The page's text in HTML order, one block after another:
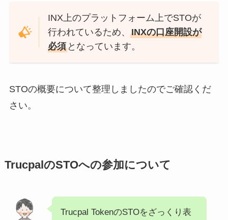
INX上のプラットフォーム上でSTOが
行われているため、INXの口座開設が
必須 となっています。
STOの概要について整理しましたのでご確認くだ
さい。
TrucpalのSTOへの参加について
Trucpal TokenのSTOをざっくり表